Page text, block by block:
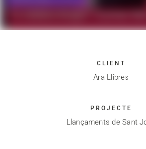
CLIENT
Ara Llibres
PROJECTE
Llançaments de Sant